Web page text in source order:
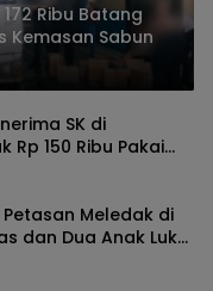
Ribu Batang
Kemasan Sabun
SK di
Rp 150 Ribu Pakai
Pantau
Meledak di
dan Dua Anak Luka